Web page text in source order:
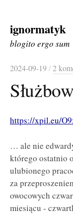
Skip
to
ignormatyk
blogito ergo sum
2024-09-19/2
https://xpil.eu/
… ale nie
którego ostatnio
ulubionego
za
owocowych
miesiącu -